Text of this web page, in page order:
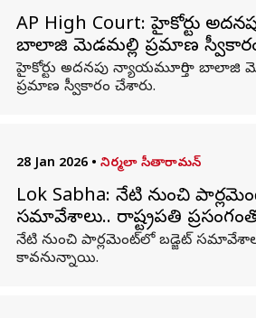
AP High Court: హైకోర్టు
బాలాజి మెడమల్లి ప్రమాణ
హైకోర్టు అదనపు న్యాయమూర్తిగా బాలాజి
ప్రమాణ స్వీకారం చేశారు.
28 Jan 2026 • నిర్మలా సీతారామన్
Lok Sabha: నేటి నుంచి
సమావేశాలు.. రాష్ట్రపతి
నేటి నుంచి పార్లమెంట్‌లో బడ్జెట్
కావనున్నాయి.